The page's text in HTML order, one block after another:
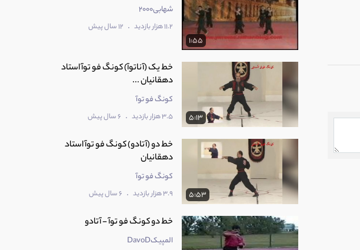
1:55
شهابی2000
11.2 هزار بازدید . 12 سال پیش
5:13
خط یک (آناتوآ) کونگ فو توآ استاد
دهقانیان ...
کونگ فو توآ
3.5 هزار بازدید . 6 سال پیش
5:53
خط دو (آتادو) کونگ فو توآ استاد
دهقانیان
کونگ فو توآ
3.9 هزار بازدید . 6 سال پیش
خط دو کونگ فو توآ - آتادو
المپیکDavoD